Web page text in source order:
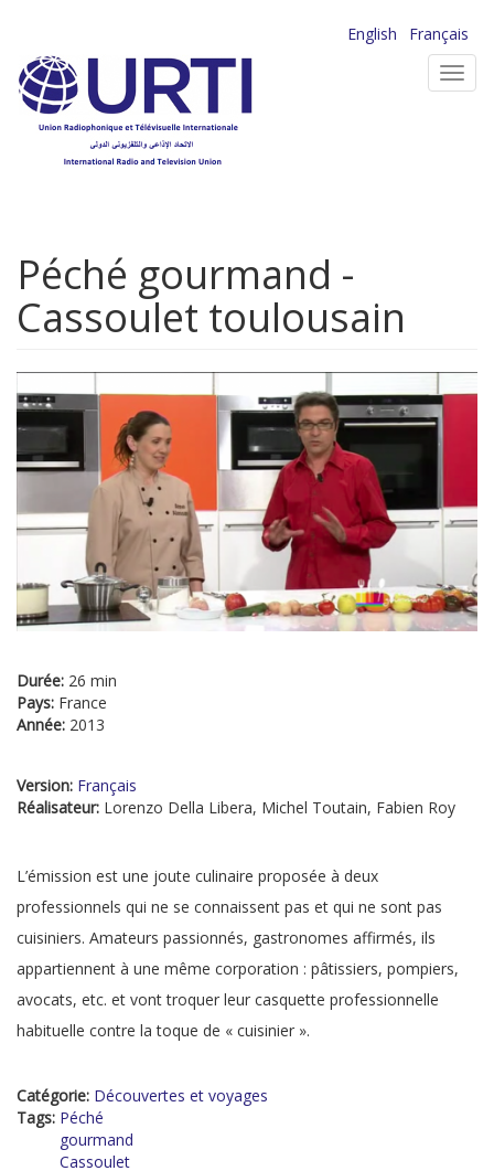
contenu
principal
English
Français
Péché gourmand -
Cassoulet toulousain
Durée: 26 min
Pays: France
Année: 2013
Version: Français
Réalisateur: Lorenzo Della Libera, Michel Toutain, Fabien Roy
L’émission est une joute culinaire proposée à deux
professionnels qui ne se connaissent pas et qui ne sont pas
cuisiniers. Amateurs passionnés, gastronomes affirmés, ils
appartiennent à une même corporation : pâtissiers, pompiers,
avocats, etc. et vont troquer leur casquette professionnelle
habituelle contre la toque de « cuisinier ».
Catégorie: Découvertes et voyages
Tags: Péché
gourmand
Cassoulet